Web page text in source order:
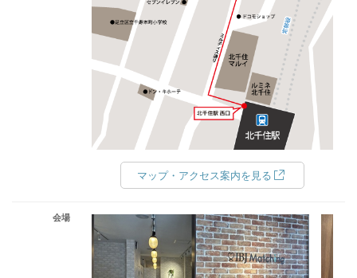
マップ・アクセス案内を見る
会場